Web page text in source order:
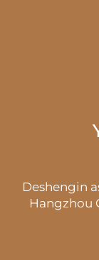
Deshengin
Hangzhou